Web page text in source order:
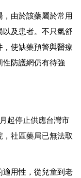
由於該藥屬於常用
及患者。不只氣舒
使缺藥預警與醫療
防護網仍有待強
起停止供應台灣市
社區藥局已無法取
適用性，從兒童到老